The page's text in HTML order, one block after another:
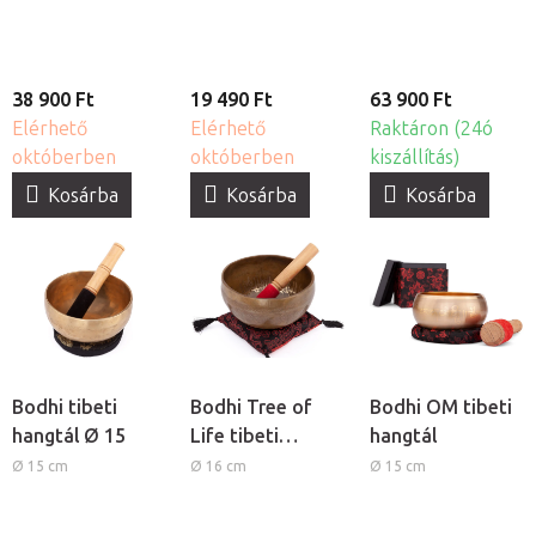
38 900 Ft
Elérhető
októberben
Kosárba
19 490 Ft
Elérhető
októberben
Kosárba
63 900 Ft
Raktáron (24ó
kiszállítás)
Kosárba
Bodhi tibeti
hangtál Ø 15
Ø 15 cm
Bodhi Tree of
Life tibeti
hangtál
Ø 16 cm
Bodhi OM tibeti
hangtál
Ø 15 cm